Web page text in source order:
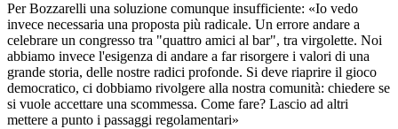
Per Bozzarelli una soluzione comunque insufficiente: «Io vedo
invece necessaria una proposta più radicale. Un errore andare a
celebrare un congresso tra "quattro amici al bar", tra virgolette. Noi
abbiamo invece l'esigenza di andare a far risorgere i valori di una
grande storia, delle nostre radici profonde. Si deve riaprire il gioco
democratico, ci dobbiamo rivolgere alla nostra comunità: chiedere se
si vuole accettare una scommessa. Come fare? Lascio ad altri
mettere a punto i passaggi regolamentari»